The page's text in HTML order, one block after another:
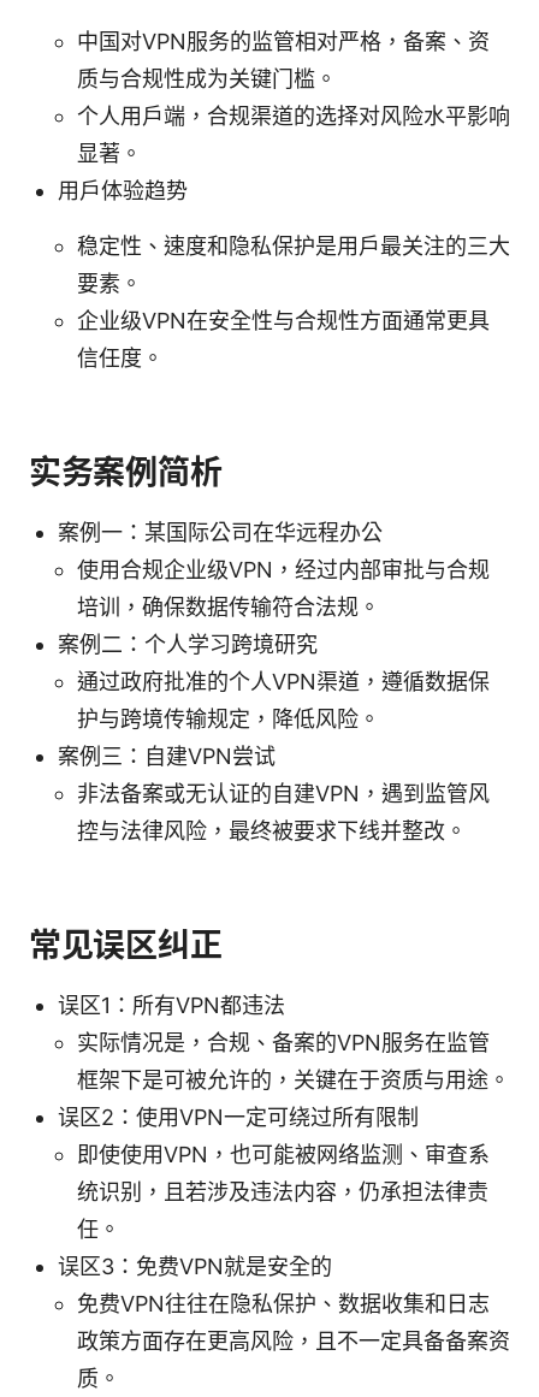
中国对VPN服务的监管相对严格，备案、资
质与合规性成为关键门槛。
个人用户端，合规渠道的选择对风险水平影响
显著。
用户体验趋势
稳定性、速度和隐私保护是用户最关注的三大
要素。
企业级VPN在安全性与合规性方面通常更具
信任度。
实务案例简析
案例一：某国际公司在华远程办公
使用合规企业级VPN，经过内部审批与合规
培训，确保数据传输符合法规。
案例二：个人学习跨境研究
通过政府批准的个人VPN渠道，遵循数据保
护与跨境传输规定，降低风险。
案例三：自建VPN尝试
非法备案或无认证的自建VPN，遇到监管风
控与法律风险，最终被要求下线并整改。
常见误区纠正
误区1：所有VPN都违法
实际情况是，合规、备案的VPN服务在监管
框架下是可被允许的，关键在于资质与用途。
误区2：使用VPN一定可绕过所有限制
即使使用VPN，也可能被网络监测、审查系
统识别，且若涉及违法内容，仍承担法律责
任。
误区3：免费VPN就是安全的
免费VPN往往在隐私保护、数据收集和日志
政策方面存在更高风险，且不一定具备备案资
质。